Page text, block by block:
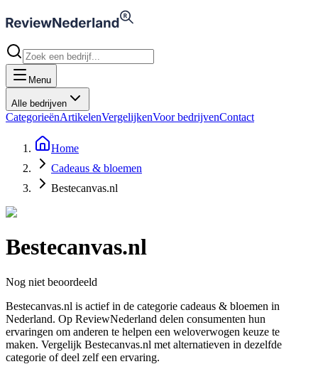
Menu
Alle bedrijven
CategorieënArtikelenVergelijkenVoor bedrijvenContact
Home
Cadeaus & bloemen
Bestecanvas.nl
Bestecanvas.nl
Nog niet beoordeeld
Bestecanvas.nl is actief in de categorie cadeaus & bloemen in
Nederland. Op ReviewNederland delen consumenten hun
ervaringen om anderen te helpen een weloverwogen keuze te
maken. Vergelijk Bestecanvas.nl met alternatieven in dezelfde
categorie of deel zelf een ervaring.